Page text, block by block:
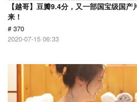
【越哥】豆瓣9.4分，又一部国宝级国
来！
# 370
2020-07-15 06:33